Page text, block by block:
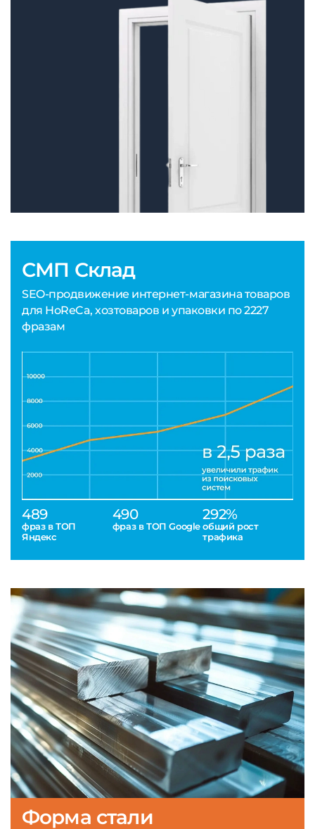
СМП Склад
SEO-продвижение интернет-магазина товаров
для HoReCa, хозтоваров и упаковки по 2227
фразам
489
фраз в ТОП
Яндекс
490
фраз в ТОП Google
292%
общий рост
трафика
Форма стали